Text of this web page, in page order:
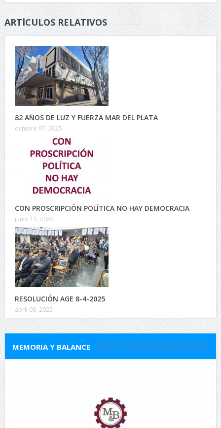
ARTÍCULOS RELATIVOS
82 AÑOS DE LUZ Y FUERZA MAR DEL PLATA
octubre 07, 2025
CON PROSCRIPCIÓN POLÍTICA NO HAY DEMOCRACIA
junio 11, 2025
RESOLUCIÓN AGE 8-4-2025
abril 09, 2025
MEMORIA Y BALANCE